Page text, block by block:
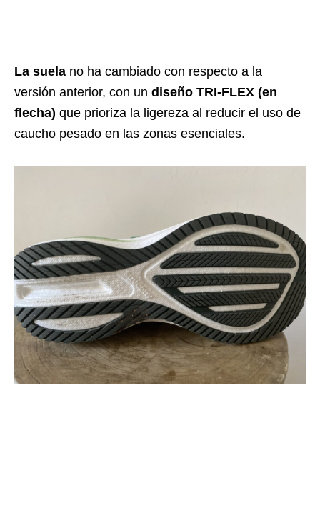
La suela no ha cambiado con respecto a la
versión anterior, con un diseño TRI-FLEX (en
flecha) que prioriza la ligereza al reducir el uso de
caucho pesado en las zonas esenciales.